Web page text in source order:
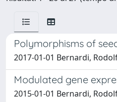
Polymorphisms of
2017-01-01 Bernardi,
Modulated gene
2015-01-01 Bernardi,